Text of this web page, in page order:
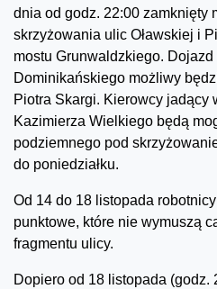
dnia od godz. 22:00 zamknięty
skrzyżowania ulic Oławskiej i
mostu Grunwaldzkiego.
Dominikańskiego możliwy
Piotra Skargi. Kierowcy jadący
Kazimierza Wielkiego będą
podziemnego pod
do poniedziałku.
Od 14 do 18 listopada
punktowe, które nie wymuszą
fragmentu ulicy.
Dopiero od 18 listopada (godz.